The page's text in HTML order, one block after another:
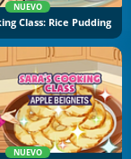
NUEVO
Class: Rice Pudding
NUEVO